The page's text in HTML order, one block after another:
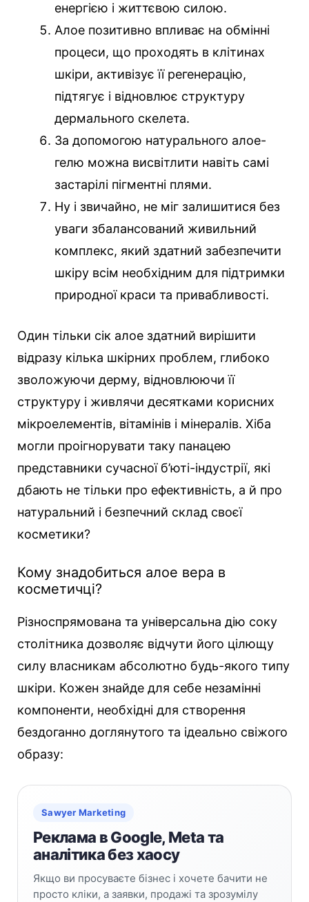
енергією і життєвою силою.
Алое позитивно впливає на обмінні
процеси, що проходять в клітинах
шкіри, активізує її регенерацію,
підтягує і відновлює структуру
дермального скелета.
За допомогою натурального алое-
гелю можна висвітлити навіть самі
застарілі пігментні плями.
Ну і звичайно, не міг залишитися без
уваги збалансований живильний
комплекс, який здатний забезпечити
шкіру всім необхідним для підтримки
природної краси та привабливості.
Один тільки сік алое здатний вирішити
відразу кілька шкірних проблем, глибоко
зволожуючи дерму, відновлюючи її
структуру і живлячи десятками корисних
мікроелементів, вітамінів і мінералів. Хіба
могли проігнорувати таку панацею
представники сучасної б’юті-індустрії, які
дбають не тільки про ефективність, а й про
натуральний і безпечний склад своєї
косметики?
Кому знадобиться алое вера в
косметичці?
Різноспрямована та універсальна дію соку
столітника дозволяє відчути його цілющу
силу власникам абсолютно будь-якого типу
шкіри. Кожен знайде для себе незамінні
компоненти, необхідні для створення
бездоганно доглянутого та ідеально свіжого
образу:
Sawyer Marketing
Реклама в Google, Meta та
аналітика без хаосу
Якщо ви просуваєте бізнес і хочете бачити не
просто кліки, а заявки, продажі та зрозумілу